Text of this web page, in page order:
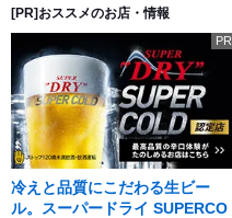
[PR]おススメのお店・情報
PR
冷えと品質にこだわる生ビー
ル。スーパードライ SUPERCO